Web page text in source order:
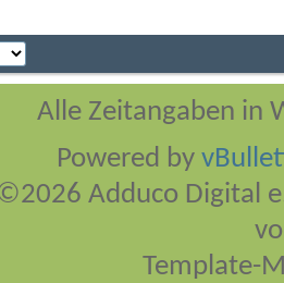
Alle Zeitangaben in
Powered by
Adduco Digital
Template-